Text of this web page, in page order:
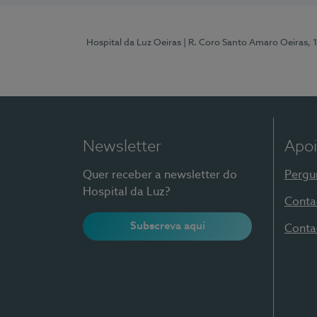
Hospital da Luz Oeiras | R. Coro Santo Amaro Oeiras,
Newsletter
Quer receber a newsletter do
Hospital da Luz?
Subscreva aqui